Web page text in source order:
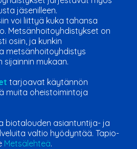
jäsenilleen.
voi liittyä kuka tahansa
Metsänhoitoyhdistykset on
osiin, ja kunkin
metsänhoitoyhdistys
mukaan.
tarjoavat käytännön
muita oheistoimintoja
biotalouden asiantuntija- ja
valtio hyödyntää. Tapio-
Metsälehteä.